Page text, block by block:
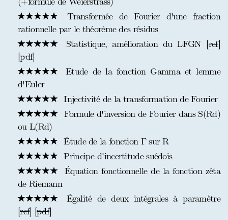
Transformée de Fourier d'une fraction
rationnelle par le théorème des résidus
Statistique, amélioration du LFGN [ref]
[pdf]
Etude de la fonction Gamma et lemme
d'Euler
Injectivité de la transformation de Fourier
Formule d'inversion de Fourier dans S(Rd)
ou L(Rd)
Étude de la fonction Γ sur R
Principe d'incertitude suédois
Équation fonctionnelle de la fonction zêta
de Riemann
Égalité de deux intégrales à paramètre
[ref] [pdf]